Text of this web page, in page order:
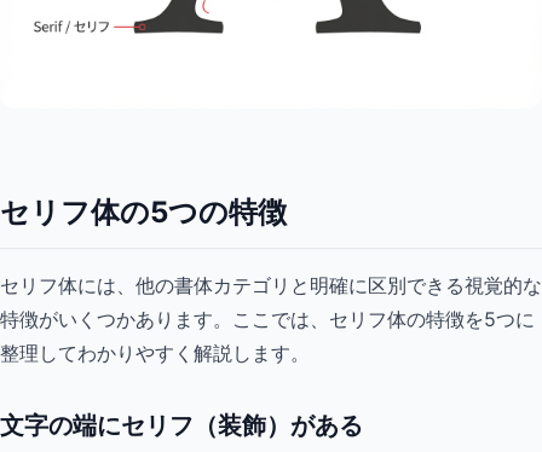
セリフ体の5つの特徴
セリフ体には、他の書体カテゴリと明確に区別できる視覚的な
特徴がいくつかあります。ここでは、セリフ体の特徴を5つに
整理してわかりやすく解説します。
文字の端にセリフ（装飾）がある